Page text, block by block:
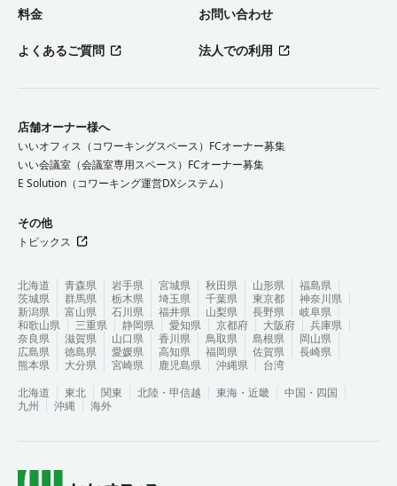
料金 お問い合わせ
よくあるご質問 法人での利用
店舗オーナー様へ
いいオフィス（コワーキングスペース）FCオーナー募集
いい会議室（会議室専用スペース）FCオーナー募集
E Solution（コワーキング運営DXシステム）
その他
トピックス
北海道 青森県 岩手県 宮城県 秋田県 山形県
福島県
茨城県
群馬県 栃木県 埼玉県 千葉県 東京都
神奈川県
新潟県
富山県 石川県 福井県 山梨県 長野県
岐阜県
和歌山県
三重県 静岡県 愛知県 京都府 大阪府
兵庫県
奈良県
滋賀県 山口県 香川県 鳥取県 島根県
岡山県
広島県
徳島県 愛媛県 高知県 福岡県 佐賀県
長崎県
熊本県
大分県 宮崎県 鹿児島県 沖縄県
台湾
北海道
東北 関東 北陸・甲信越 東海・近畿
中国・四国
九州
沖縄 海外